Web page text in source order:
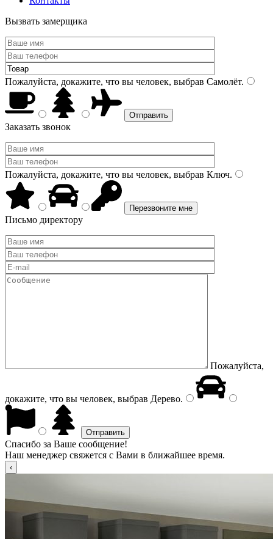
Вызвать замерщика
Пожалуйста, докажите, что вы человек, выбрав Самолёт.
Заказать звонок
Пожалуйста, докажите, что вы человек, выбрав Ключ.
Письмо директору
Пожалуйста,
докажите, что вы человек, выбрав Дерево.
Спасибо за Ваше сообщение!
Наш менеджер свяжется с Вами в ближайшее время.